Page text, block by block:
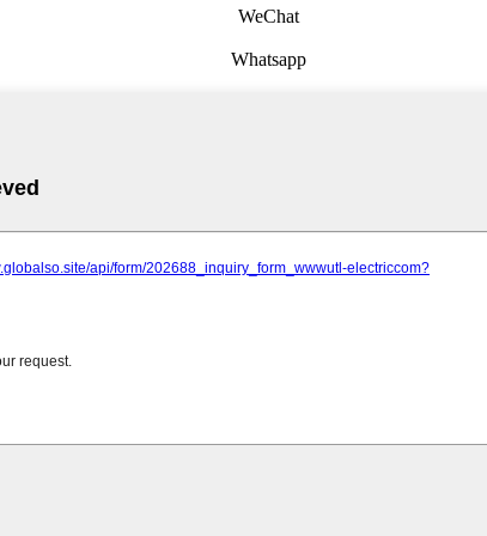
WeChat
Whatsapp